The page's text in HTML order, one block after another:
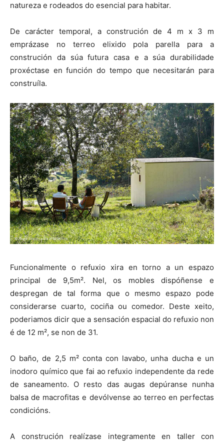
natureza e rodeados do esencial para habitar.
De carácter temporal, a construción de 4 m x 3 m
emprázase no terreo elixido pola parella para a
construción da súa futura casa e a súa durabilidade
proxéctase en función do tempo que necesitarán para
construíla.
Funcionalmente o refuxio xira en torno a un espazo
principal de 9,5m². Nel, os mobles dispóñense e
despregan de tal forma que o mesmo espazo pode
considerarse cuarto, cociña ou comedor. Deste xeito,
poderiamos dicir que a sensación espacial do refuxio non
é de 12 m², se non de 31.
O baño, de 2,5 m² conta con lavabo, unha ducha e un
inodoro químico que fai ao refuxio independente da rede
de saneamento. O resto das augas depúranse nunha
balsa de macrofitas e devólvense ao terreo en perfectas
condicións.
A construción realízase integramente en taller con